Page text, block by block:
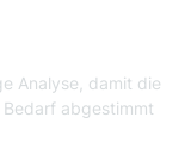
Analyse, damit die
abgestimmt